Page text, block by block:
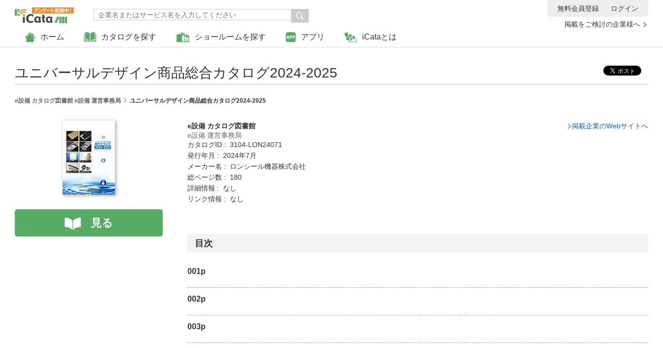
ホーム カタログを探す ショールームを探す アプリ iCataとは
掲載をご検討の企業様へ
無料会員登録 ログイン
ユニバーサルデザイン商品総合カタログ2024-2025
e設備 カタログ図書館 e設備 運営事務局 ユニバーサルデザイン商品総合カタログ2024-2025
見る
e設備 カタログ図書館
e設備 運営事務局
カタログID : 3104-LON24071
発行年月 : 2024年7月
メーカー名 : ロンシール機器株式会社
総ページ数 : 180
詳細情報 : なし
リンク情報 : なし
掲載企業のWebサイトへ
目次
001p
002p
003p